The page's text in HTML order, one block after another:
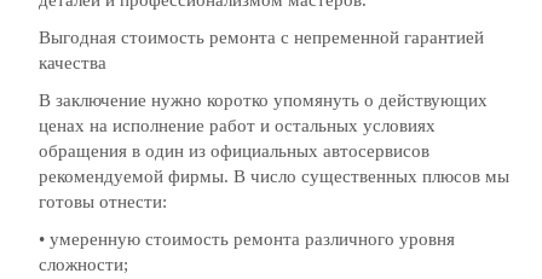
Выгодная стоимость ремонта с непременной гарантией
качества
В заключение нужно коротко упомянуть о действующих
ценах на исполнение работ и остальных условиях
обращения в один из официальных автосервисов
рекомендуемой фирмы. В число существенных плюсов мы
готовы отнести:
• умеренную стоимость ремонта различного уровня
сложности;